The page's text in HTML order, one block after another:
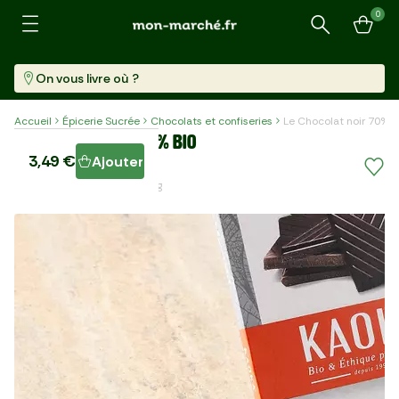
Recherche
0
On vous livre où ?
Accueil Épicerie Sucrée Chocolats et confiseries Le Chocolat noir 70%
Le Chocolat noir 70% BIO
34,90 €/kg
3,49 € Ajouter